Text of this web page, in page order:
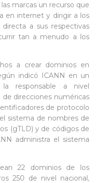
marcas un recurso que
en internet y dirigir a los
a sus respectivas
tan a menudo a los
a crear dominios en
indicó ICANN en un
responsable a nivel
de direcciones numéricas
de protocolo
sistema de nombres de
(gTLD) y de códigos de
administra el sistema
22 dominios de los
250 de nivel nacional,